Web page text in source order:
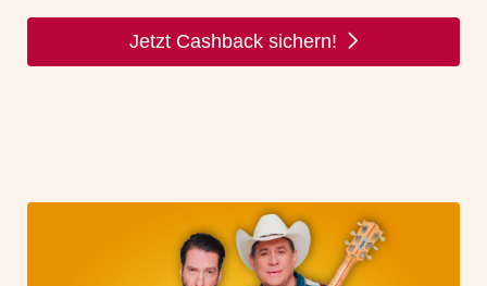
Jetzt Cashback sichern!